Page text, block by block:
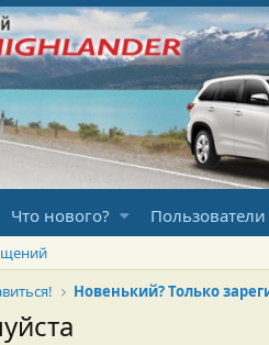
Что нового? Пользователи